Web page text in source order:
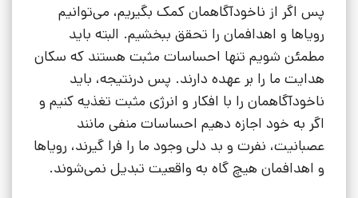
پس اگر از ناخودآگاهمان کمک بگیریم، می‌توانیم
رویاها و اهدافمان را تحقق ببخشیم. البته باید
مطمئن شویم تنها احساسات مثبت هستند که سکان
هدایت ما را بر عهده دارند. پس درنتیجه، باید
ناخودآگاهمان را با افکار و انرژی مثبت تغذیه کنیم و
اگر به خود اجازه دهیم احساسات منفی مانند
عصبانیت، نفرت و بد دلی وجود ما را فرا گیرند، رویاها
و اهدافمان هیچ گاه به واقعیت تبدیل نمی‌شوند.